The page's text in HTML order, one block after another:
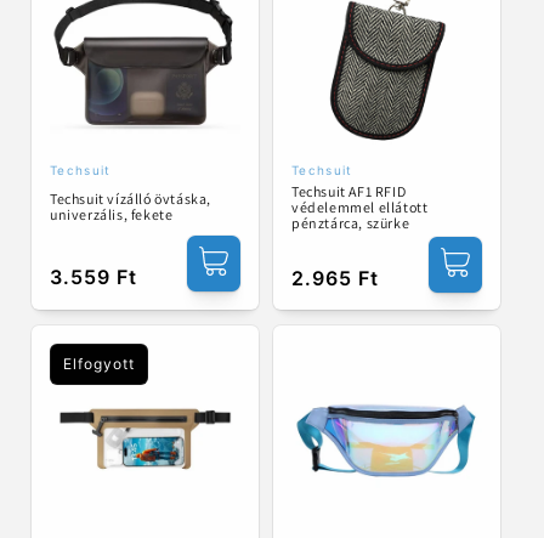
Forgalmazó:
Techsuit
Techsuit vízálló övtáska,
univerzális, fekete
Normál
ár
3.559 Ft
Forgalmazó:
Techsuit
Techsuit AF1 RFID
védelemmel ellátott
pénztárca, szürke
Normál
ár
2.965 Ft
Elfogyott